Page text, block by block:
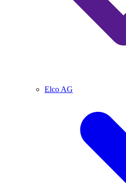
Elco AG